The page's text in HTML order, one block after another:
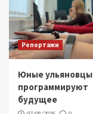
Репортажи
Юные ульяновцы
программируют
будущее